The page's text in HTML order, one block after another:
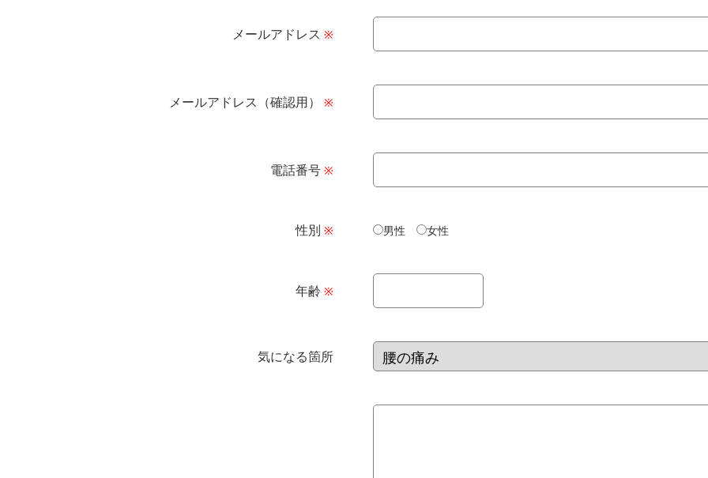
メールアドレス ※
メールアドレス（確認用） ※
電話番号 ※
性別 ※ 男性 女性
年齢 ※
気になる箇所